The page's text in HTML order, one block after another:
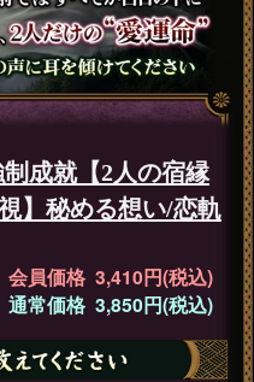
成就【2人の宿縁
】秘める想い/恋軌
会員価格 3,410円(税込)
通常価格 3,850円(税込)